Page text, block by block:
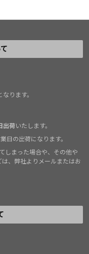
なります。
出荷いたします。
日の出荷になります。
しまった場合や、その他や
、弊社よりメールまたはお